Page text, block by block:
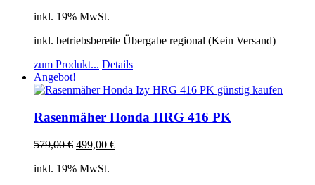
inkl. 19% MwSt.
inkl. betriebsbereite Übergabe regional (Kein Versand)
zum Produkt... Details
Angebot!
Rasenmäher Honda HRG 416 PK
579,00€ 499,00 €
inkl. 19% MwSt.